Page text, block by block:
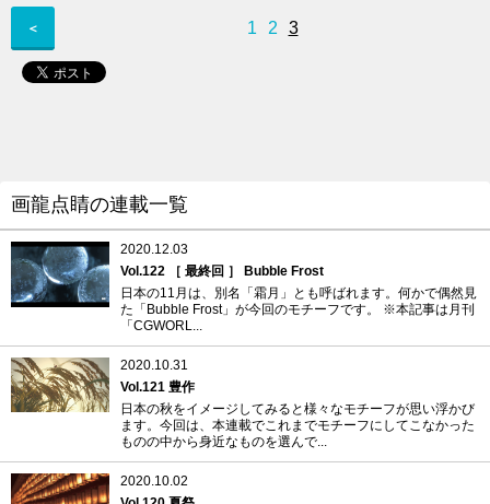
＜ 1 2 3
画龍点睛の連載一覧
2020.12.03
Vol.122 ［ 最終回 ］ Bubble Frost
日本の11月は、別名「霜月」とも呼ばれます。何かで偶然見
た「Bubble Frost」が今回のモチーフです。 ※本記事は月刊
「CGWORL...
2020.10.31
Vol.121 豊作
日本の秋をイメージしてみると様々なモチーフが思い浮かび
ます。今回は、本連載でこれまでモチーフにしてこなかった
ものの中から身近なものを選んで...
2020.10.02